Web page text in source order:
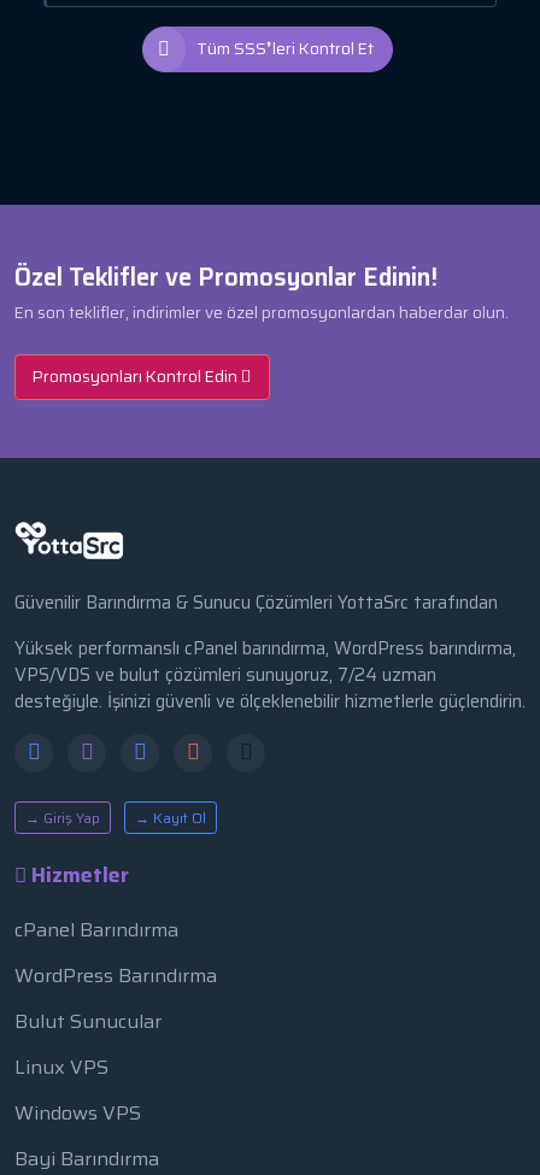
Tüm SSS❜leri Kontrol Et
Özel Teklifler ve Promosyonlar Edinin!
En son teklifler, indirimler ve özel promosyonlardan haberdar olun.
Promosyonları Kontrol Edin
Güvenilir Barındırma & Sunucu Çözümleri YottaSrc tarafından
Yüksek performanslı cPanel barındırma, WordPress barındırma,
VPS/VDS ve bulut çözümleri sunuyoruz, 7/24 uzman
desteğiyle. İşinizi güvenli ve ölçeklenebilir hizmetlerle güçlendirin.
→ Giriş Yap → Kayıt Ol
Hizmetler
cPanel Barındırma
WordPress Barındırma
Bulut Sunucular
Linux VPS
Windows VPS
Bayi Barındırma